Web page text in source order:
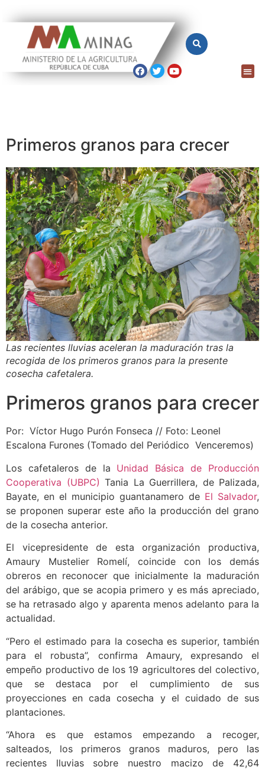
Primeros granos para crecer
Las recientes lluvias aceleran la maduración tras la
recogida de los primeros granos para la presente
cosecha cafetalera.
Primeros granos para crecer
Por: Víctor Hugo Purón Fonseca // Foto: Leonel
Escalona Furones (Tomado del Periódico Venceremos)
Los cafetaleros de la Unidad Básica de Producción
Cooperativa (UBPC) Tania La Guerrillera, de Palizada,
Bayate, en el municipio guantanamero de El Salvador,
se proponen superar este año la producción del grano
de la cosecha anterior.
El vicepresidente de esta organización productiva,
Amaury Mustelier Romelí, coincide con los demás
obreros en reconocer que inicialmente la maduración
del arábigo, que se acopia primero y es más apreciado,
se ha retrasado algo y aparenta menos adelanto para la
actualidad.
“Pero el estimado para la cosecha es superior, también
para el robusta”, confirma Amaury, expresando el
empeño productivo de los 19 agricultores del colectivo,
que se destaca por el cumplimiento de sus
proyecciones en cada cosecha y el cuidado de sus
plantaciones.
“Ahora es que estamos empezando a recoger,
salteados, los primeros granos maduros, pero las
recientes lluvias sobre nuestro macizo de 42,64